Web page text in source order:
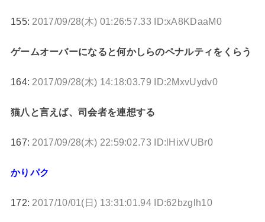
155: 2017/09/28(木) 01:26:57.33 ID:xA8KDaaM0
ゲームオーバーになると何かしらのペナルティをくらう
164: 2017/09/28(木) 14:18:03.79 ID:2MxvUydv0
猫八と言えば、司会者を連想する
167: 2017/09/28(木) 22:59:02.73 ID:lHixVUBr0
かりパク
172: 2017/10/01(日) 13:31:01.94 ID:62bzglh10